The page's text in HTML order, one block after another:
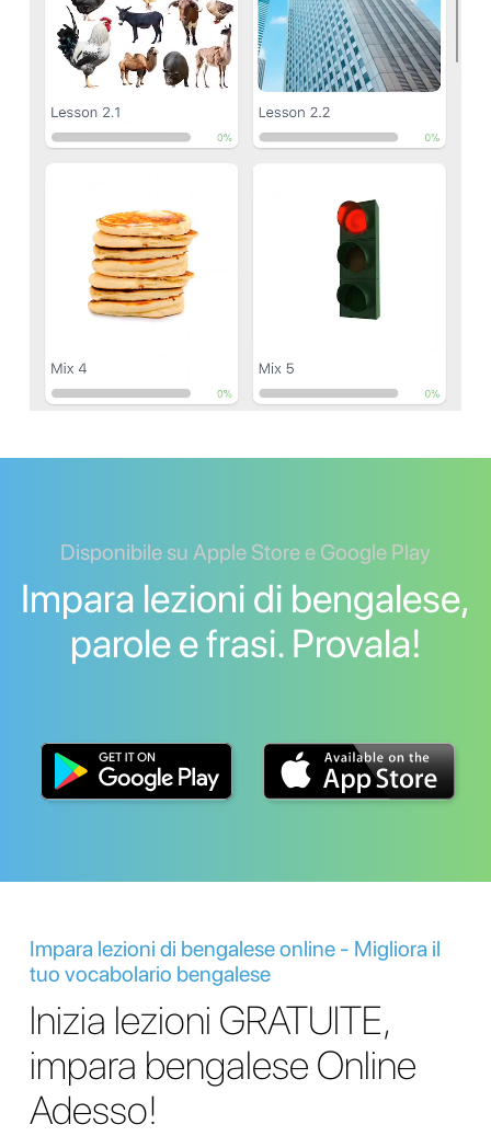
Disponibile su Apple Store e Google Play
Impara lezioni di bengalese,
parole e frasi. Provala!
Impara lezioni di bengalese online - Migliora il
tuo vocabolario bengalese
Inizia lezioni GRATUITE,
impara bengalese Online
Adesso!